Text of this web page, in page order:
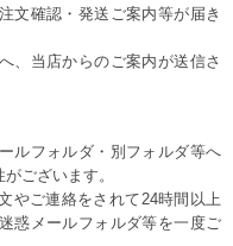
文確認・発送ご案内等が届き
、当店からのご案内が送信さ
ルフォルダ・別フォルダ等へ
ございます。
やご連絡をされて24時間以上
惑メールフォルダ等を一度ご